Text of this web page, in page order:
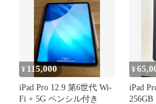
¥ 115,000
iPad Pro 12.9 第6世代 Wi-
Fi + 5G ペンシル付き
¥
iPad
256GB